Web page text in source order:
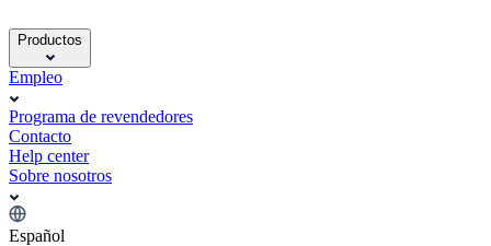
Productos
Empleo
Programa de revendedores
Contacto
Help center
Sobre nosotros
Español